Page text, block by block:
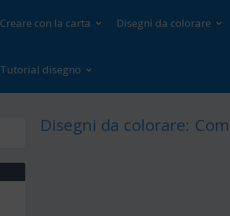
Creare con la carta Disegni da colorare
Tutorial disegno
Disegni da colorare: